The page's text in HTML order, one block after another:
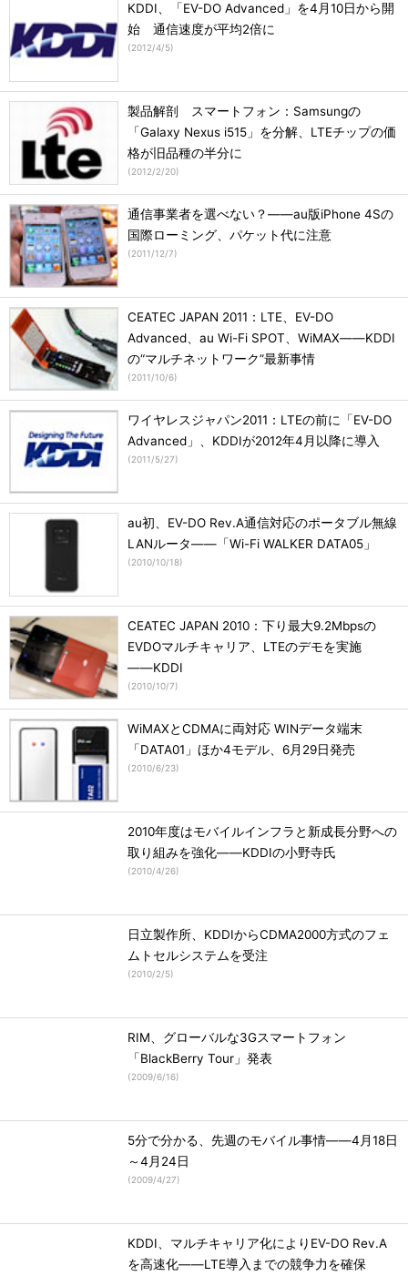
KDDI、「EV-DO Advanced」を4月10日から開
始 通信速度が平均2倍に
(2012/4/5)
製品解剖 スマートフォン：Samsungの
「Galaxy Nexus i515」を分解、LTEチップの価
格が旧品種の半分に
(2012/2/20)
通信事業者を選べない？――au版iPhone 4Sの
国際ローミング、パケット代に注意
(2011/12/7)
CEATEC JAPAN 2011：LTE、EV-DO
Advanced、au Wi-Fi SPOT、WiMAX――KDDI
の“マルチネットワーク”最新事情
(2011/10/6)
ワイヤレスジャパン2011：LTEの前に「EV-DO
Advanced」、KDDIが2012年4月以降に導入
(2011/5/27)
au初、EV-DO Rev.A通信対応のポータブル無線
LANルータ――「Wi-Fi WALKER DATA05」
(2010/10/18)
CEATEC JAPAN 2010：下り最大9.2Mbpsの
EVDOマルチキャリア、LTEのデモを実施
――KDDI
(2010/10/7)
WiMAXとCDMAに両対応 WINデータ端末
「DATA01」ほか4モデル、6月29日発売
(2010/6/23)
2010年度はモバイルインフラと新成長分野への
取り組みを強化――KDDIの小野寺氏
(2010/4/26)
日立製作所、KDDIからCDMA2000方式のフェ
ムトセルシステムを受注
(2010/2/5)
RIM、グローバルな3Gスマートフォン
「BlackBerry Tour」発表
(2009/6/16)
5分で分かる、先週のモバイル事情――4月18日
～4月24日
(2009/4/27)
KDDI、マルチキャリア化によりEV-DO Rev.A
を高速化――LTE導入までの競争力を確保